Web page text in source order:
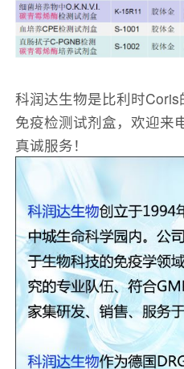
科润达生物是比利时
免疫检测试剂盒，欢迎来
真诚服务！